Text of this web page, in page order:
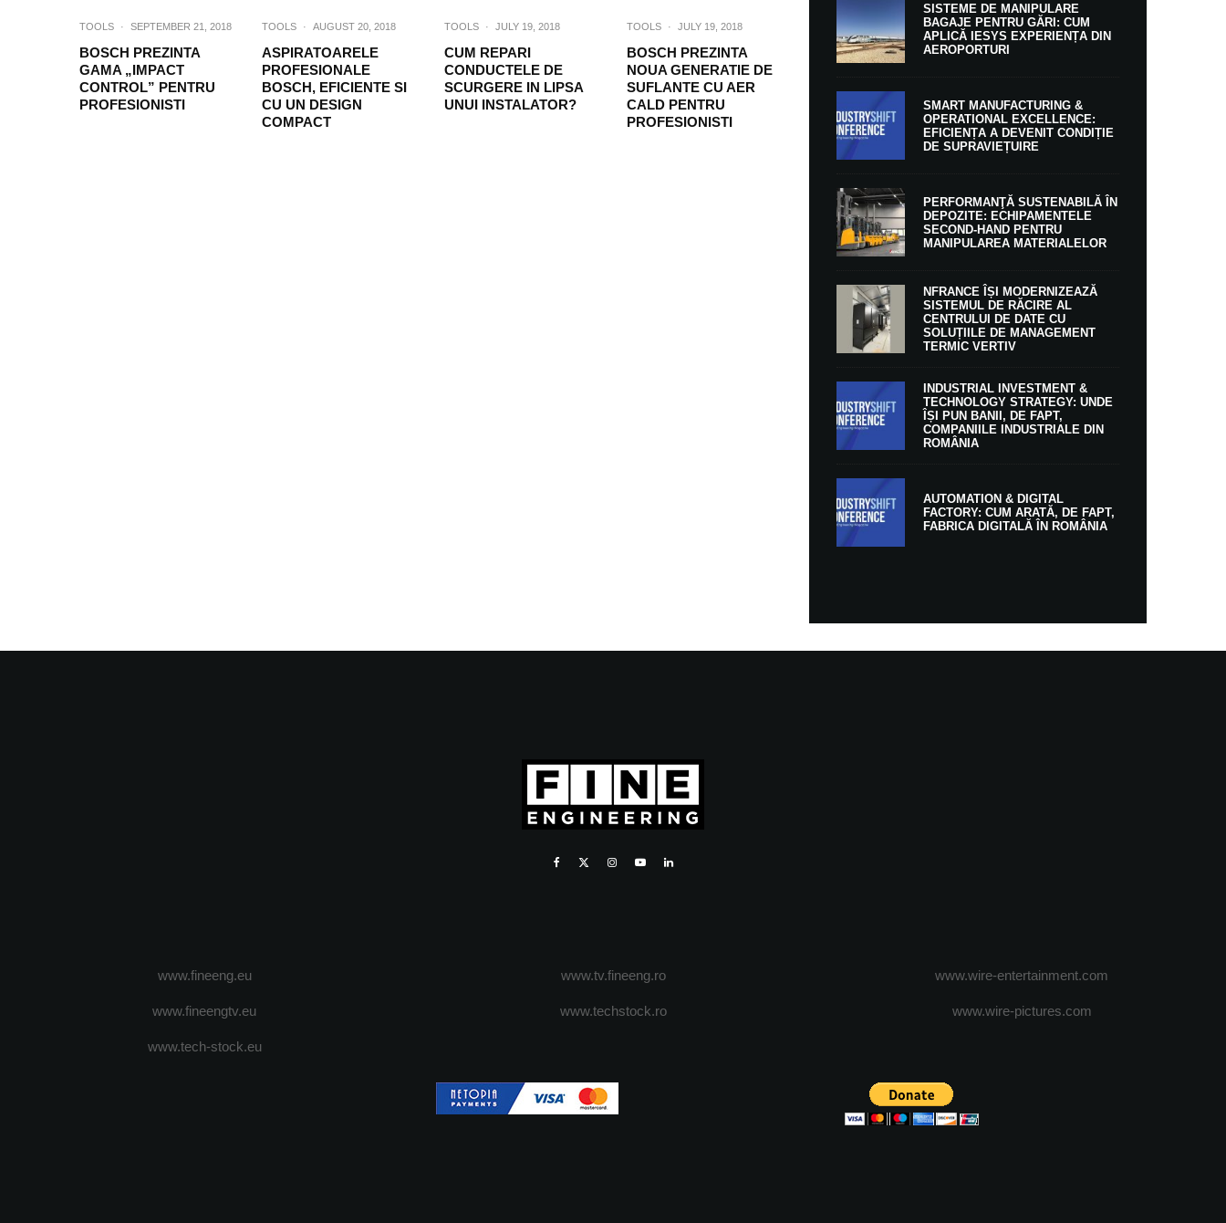
TOOLS · SEPTEMBER 21, 2018
BOSCH PREZINTA
GAMA „IMPACT
CONTROL” PENTRU
PROFESIONISTI
TOOLS · AUGUST 20, 2018
ASPIRATOARELE
PROFESIONALE
BOSCH, EFICIENTE SI
CU UN DESIGN
COMPACT
TOOLS · JULY 19, 2018
CUM REPARI
CONDUCTELE DE
SCURGERE IN LIPSA
UNUI INSTALATOR?
TOOLS · JULY 19, 2018
BOSCH PREZINTA
NOUA GENERATIE DE
SUFLANTE CU AER
CALD PENTRU
PROFESIONISTI
SISTEME DE MANIPULARE
BAGAJE PENTRU GĂRI: CUM
APLICĂ IESYS EXPERIENȚA DIN
AEROPORTURI
SMART MANUFACTURING &
OPERATIONAL EXCELLENCE:
EFICIENȚA A DEVENIT CONDIȚIE
DE SUPRAVIEȚUIRE
PERFORMANŢĂ SUSTENABILĂ ÎN
DEPOZITE: ECHIPAMENTELE
SECOND-HAND PENTRU
MANIPULAREA MATERIALELOR
NFRANCE ÎȘI MODERNIZEAZĂ
SISTEMUL DE RĂCIRE AL
CENTRULUI DE DATE CU
SOLUȚIILE DE MANAGEMENT
TERMIC VERTIV
INDUSTRIAL INVESTMENT &
TECHNOLOGY STRATEGY: UNDE
ÎȘI PUN BANII, DE FAPT,
COMPANIILE INDUSTRIALE DIN
ROMÂNIA
AUTOMATION & DIGITAL
FACTORY: CUM ARATĂ, DE FAPT,
FABRICA DIGITALĂ ÎN ROMÂNIA
www.fineeng.eu
www.fineengtv.eu
www.tech-stock.eu
www.tv.fineeng.ro
www.techstock.ro
www.wire-entertainment.com
www.wire-pictures.com